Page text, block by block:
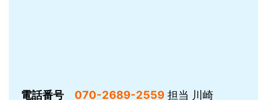
電話番号 070-2689-2559 担当 川崎